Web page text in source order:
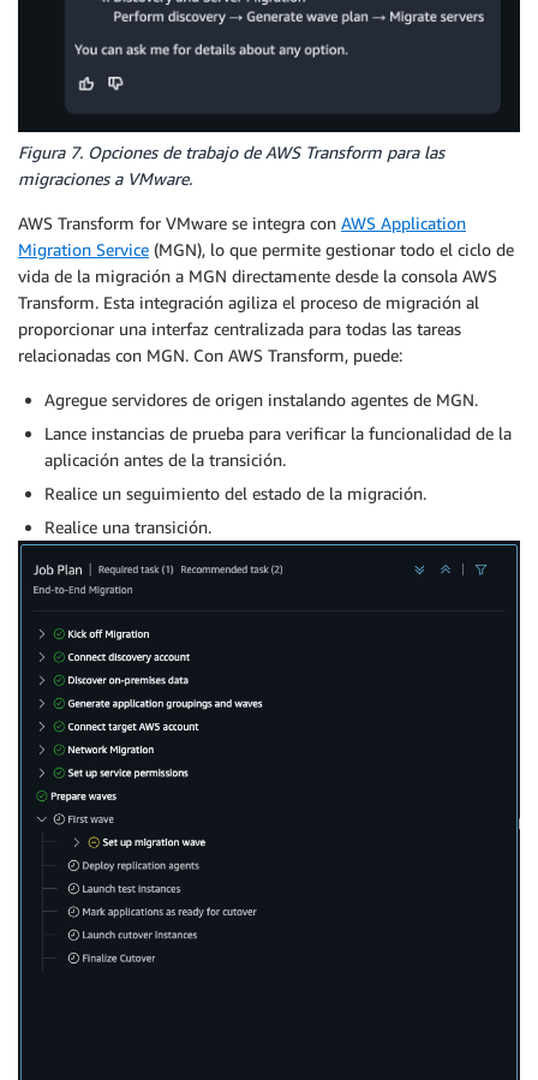
Figura 7. Opciones de trabajo de AWS Transform para las
migraciones a VMware.
AWS Transform for VMware se integra con AWS Application
Migration Service (MGN), lo que permite gestionar todo el ciclo de
vida de la migración a MGN directamente desde la consola AWS
Transform. Esta integración agiliza el proceso de migración al
proporcionar una interfaz centralizada para todas las tareas
relacionadas con MGN. Con AWS Transform, puede:
Agregue servidores de origen instalando agentes de MGN.
Lance instancias de prueba para verificar la funcionalidad de la
aplicación antes de la transición.
Realice un seguimiento del estado de la migración.
Realice una transición.